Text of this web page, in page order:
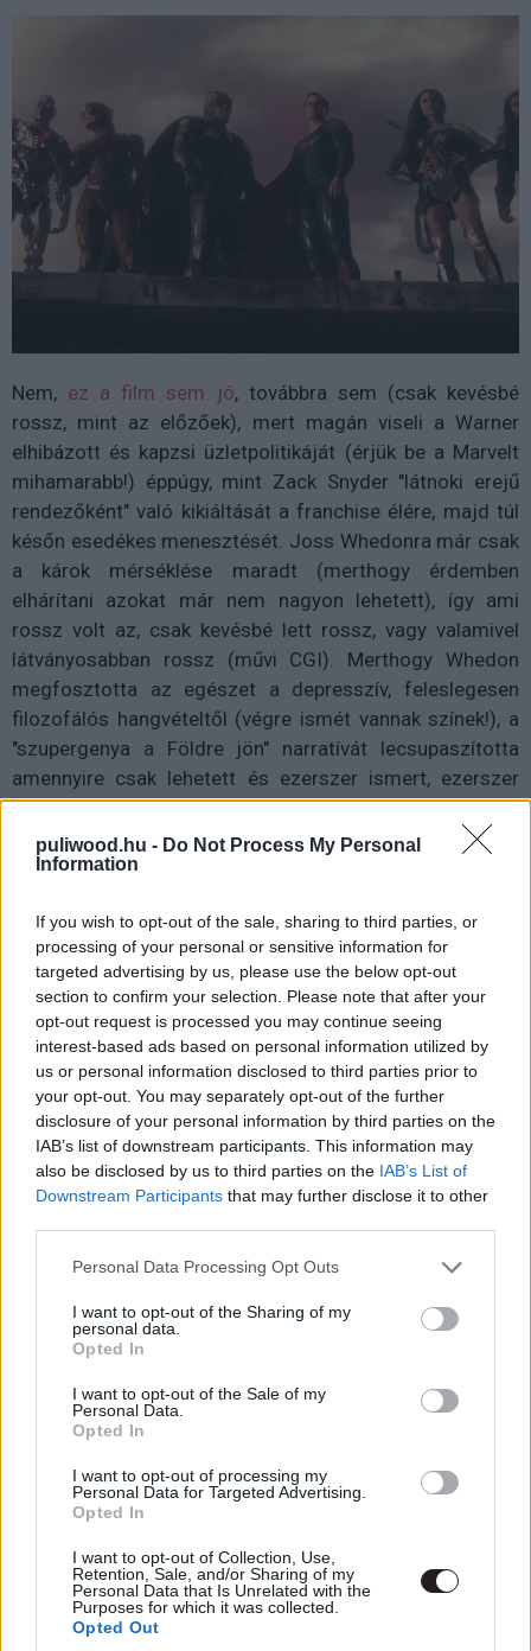
puliwood.hu - Do Not Process My Personal
Information
If you wish to opt-out of the sale, sharing to third parties, or
processing of your personal or sensitive information for
targeted advertising by us, please use the below opt-out
section to confirm your selection. Please note that after your
opt-out request is processed you may continue seeing
interest-based ads based on personal information utilized by
us or personal information disclosed to third parties prior to
your opt-out. You may separately opt-out of the further
disclosure of your personal information by third parties on the
IAB’s list of downstream participants. This information may
also be disclosed by us to third parties on the IAB’s List of
Downstream Participants that may further disclose it to other
Please note that this website/app uses one or more Google
not limited to your visit or usage behaviour. You may click to
grant or deny consent to Google and its third-party tags to
use your data for below specified purposes in below Google
consent section.
Personal Data Processing Opt Outs
I want to opt-out of the Sharing of my
personal data.
Opted In
I want to opt-out of the Sale of my
Personal Data.
Opted In
I want to opt-out of processing my
Personal Data for Targeted Advertising.
Opted In
I want to opt-out of Collection, Use,
Retention, Sale, and/or Sharing of my
Personal Data that Is Unrelated with the
Purposes for which it was collected.
Opted Out
Nem, ez a film sem jó, továbbra sem (csak kevésbé
rossz, mint az előzőek), mert magán viseli a Warner
elhibázott és kapzsi üzletpolitikáját (érjük be a Marvelt
mihamarabb!) éppúgy, mint Zack Snyder "látnoki erejű
rendezőként" való kikiáltását a franchise élére, majd túl
későn esedékes menesztését. Joss Whedonra már csak
a károk mérséklése maradt (merthogy érdemben
elhárítani azokat már nem nagyon lehetett), így ami
rossz volt az, csak kevésbé lett rossz, vagy valamivel
látványosabban rossz (művi CGI). Merthogy Whedon
megfosztotta az egészet a depresszív, feleslegesen
filozofálós hangvételtől (végre ismét vannak színek!), a
"szupergenya a Földre jön" narratívát lecsupaszította
amennyire csak lehetett és ezerszer ismert, ezerszer
látott, nem is valami jó poénokkal operáló, de
működőképes karakterdinamikát adott a figuráinak,
mindezt úgy, hogy a karakterek felét csak most ismertük
Cavillel, akinek ha az arcát pásztázza az ember a
"Bajusz-gate" következtében még mindig kitűnik, hogy
színészileg gyenge, azonban a végére elkezd
Supermanre hasonlítani, derűt, optimizmust sugározni.
Ez 3 film után kevés, de legalább javulás.
4. Superman II. - A moziváltozat (1980) -
Rendezte: Richard Lester
amiben közrejátszott, hogy együtt forgatták a második
résszel, költséghatékonysági okokból. A rendező,
Richard Donner már a második film 75%-ával elkészült,
amikor otthagyta a produkciót, annyira összerúgta a port
a producerekkel, ezért a filmet Richard Lester fejezte be.
Azonban ahhoz, hogy rendezői kreditet kapjon, a film